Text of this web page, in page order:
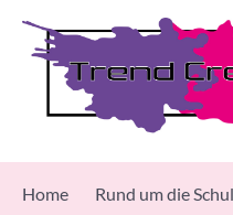
Hauptinhalt springen
Zur Suche springen
Zur Hauptnavigation
Home Rund um die